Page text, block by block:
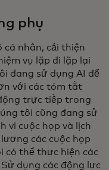
phụ
nhân, cải thiện
vụ lặp đi lặp lại
đang sử dụng AI để
với các tóm tắt
trực tiếp trong
tôi cũng đang sử
vi cuộc họp và lịch
các cuộc họp
có thể thực hiện các
dụng các động lực